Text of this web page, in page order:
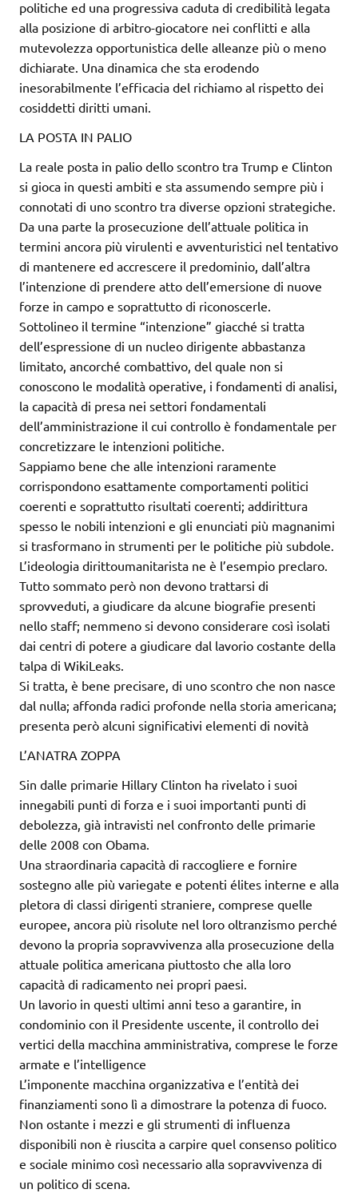
politiche ed una progressiva caduta di credibilità legata
alla posizione di arbitro-giocatore nei conflitti e alla
mutevolezza opportunistica delle alleanze più o meno
dichiarate. Una dinamica che sta erodendo
inesorabilmente l’efficacia del richiamo al rispetto dei
cosiddetti diritti umani.
LA POSTA IN PALIO
La reale posta in palio dello scontro tra Trump e Clinton
si gioca in questi ambiti e sta assumendo sempre più i
connotati di uno scontro tra diverse opzioni strategiche.
Da una parte la prosecuzione dell’attuale politica in
termini ancora più virulenti e avventuristici nel tentativo
di mantenere ed accrescere il predominio, dall’altra
l’intenzione di prendere atto dell’emersione di nuove
forze in campo e soprattutto di riconoscerle.
Sottolineo il termine “intenzione” giacché si tratta
dell’espressione di un nucleo dirigente abbastanza
limitato, ancorché combattivo, del quale non si
conoscono le modalità operative, i fondamenti di analisi,
la capacità di presa nei settori fondamentali
dell’amministrazione il cui controllo è fondamentale per
concretizzare le intenzioni politiche.
Sappiamo bene che alle intenzioni raramente
corrispondono esattamente comportamenti politici
coerenti e soprattutto risultati coerenti; addirittura
spesso le nobili intenzioni e gli enunciati più magnanimi
si trasformano in strumenti per le politiche più subdole.
L’ideologia dirittoumanitarista ne è l’esempio preclaro.
Tutto sommato però non devono trattarsi di
sprovveduti, a giudicare da alcune biografie presenti
nello staff; nemmeno si devono considerare così isolati
dai centri di potere a giudicare dal lavorio costante della
talpa di WikiLeaks.
Si tratta, è bene precisare, di uno scontro che non nasce
dal nulla; affonda radici profonde nella storia americana;
presenta però alcuni significativi elementi di novità
L’ANATRA ZOPPA
Sin dalle primarie Hillary Clinton ha rivelato i suoi
innegabili punti di forza e i suoi importanti punti di
debolezza, già intravisti nel confronto delle primarie
delle 2008 con Obama.
Una straordinaria capacità di raccogliere e fornire
sostegno alle più variegate e potenti élites interne e alla
pletora di classi dirigenti straniere, comprese quelle
europee, ancora più risolute nel loro oltranzismo perché
devono la propria sopravvivenza alla prosecuzione della
attuale politica americana piuttosto che alla loro
capacità di radicamento nei propri paesi.
Un lavorio in questi ultimi anni teso a garantire, in
condominio con il Presidente uscente, il controllo dei
vertici della macchina amministrativa, comprese le forze
armate e l’intelligence
L’imponente macchina organizzativa e l’entità dei
finanziamenti sono lì a dimostrare la potenza di fuoco.
Non ostante i mezzi e gli strumenti di influenza
disponibili non è riuscita a carpire quel consenso politico
e sociale minimo così necessario alla sopravvivenza di
un politico di scena.